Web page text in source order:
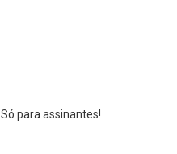
Só para assinantes!